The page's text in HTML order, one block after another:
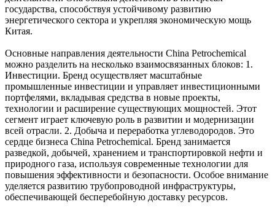
государства, способствуя устойчивому развитию
энергетического сектора и укрепляя экономическую мощь
Китая.
Основные направления деятельности China Petrochemical
можно разделить на несколько взаимосвязанных блоков: 1.
Инвестиции. Бренд осуществляет масштабные
промышленные инвестиции и управляет инвестиционными
портфелями, вкладывая средства в новые проекты,
технологии и расширение существующих мощностей. Этот
сегмент играет ключевую роль в развитии и модернизации
всей отрасли. 2. Добыча и переработка углеводородов. Это
сердце бизнеса China Petrochemical. Бренд занимается
разведкой, добычей, хранением и транспортировкой нефти и
природного газа, используя современные технологии для
повышения эффективности и безопасности. Особое внимание
уделяется развитию трубопроводной инфраструктуры,
обеспечивающей бесперебойную доставку ресурсов.